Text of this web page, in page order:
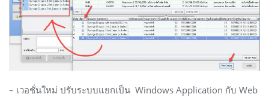
– เวอชั่นใหม่ ปรับระบบแยกเป็น Windows Application กับ Web